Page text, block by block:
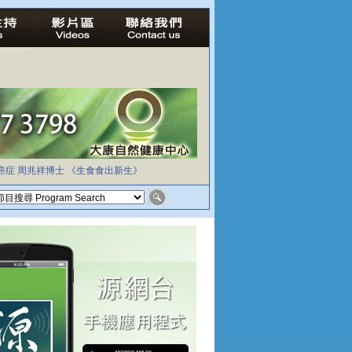
症 周兆祥博士 《生食食出新生》